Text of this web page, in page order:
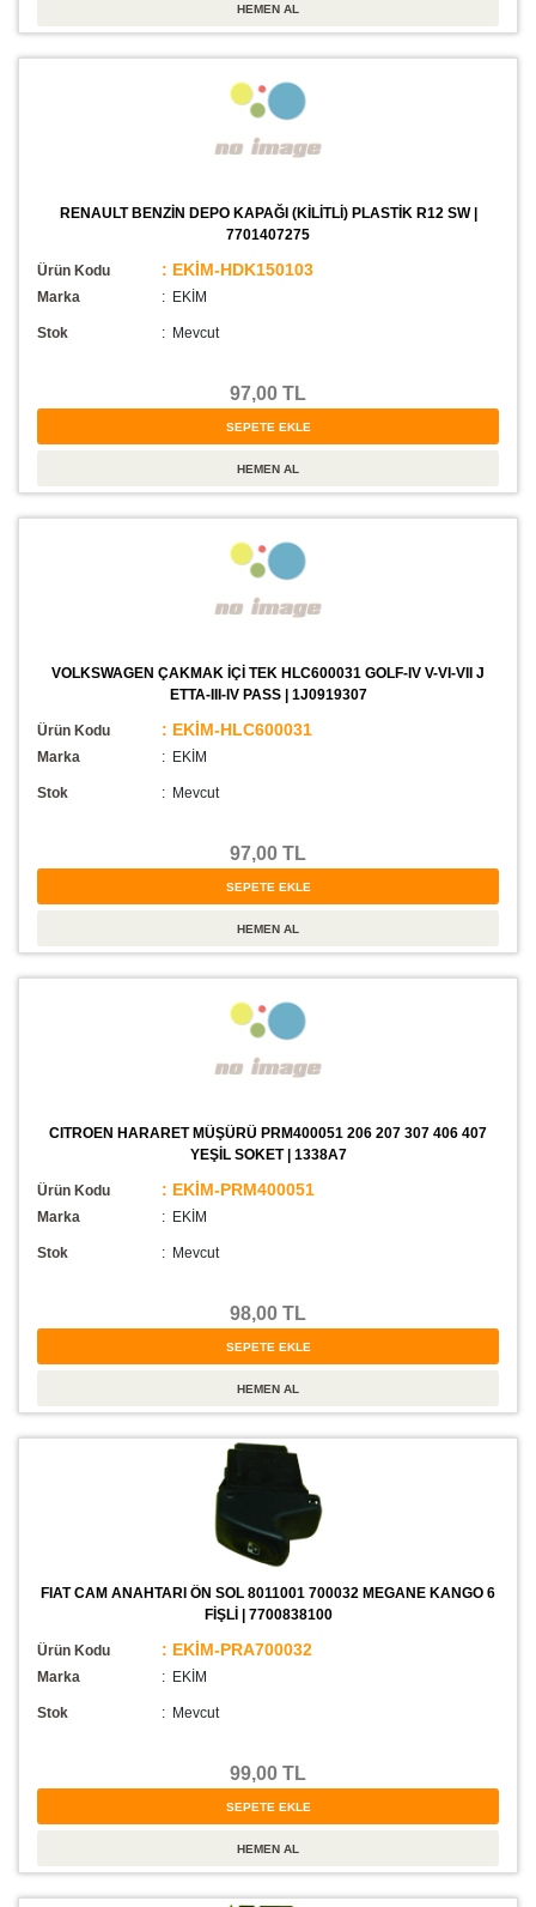
RENAULT BENZİN DEPO KAPAĞI (KİLİTLİ) PLASTİK R12 SW |
7701407275
Ürün Kodu : EKİM-HDK150103
Marka : EKİM
Stok : Mevcut
97,00 TL
VOLKSWAGEN ÇAKMAK İÇİ TEK HLC600031 GOLF-IV V-VI-VII J
ETTA-III-IV PASS | 1J0919307
Ürün Kodu : EKİM-HLC600031
Marka : EKİM
Stok : Mevcut
97,00 TL
CITROEN HARARET MÜŞÜRÜ PRM400051 206 207 307 406 407
YEŞİL SOKET | 1338A7
Ürün Kodu : EKİM-PRM400051
Marka : EKİM
Stok : Mevcut
98,00 TL
FIAT CAM ANAHTARI ÖN SOL 8011001 700032 MEGANE KANGO 6
FİŞLİ | 7700838100
Ürün Kodu : EKİM-PRA700032
Marka : EKİM
Stok : Mevcut
99,00 TL